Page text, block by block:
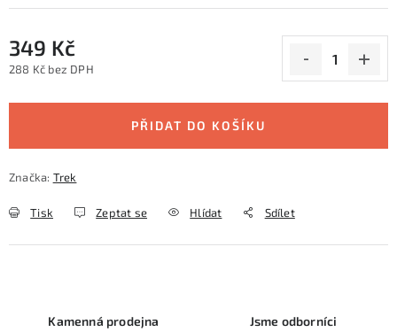
349 Kč
288 Kč bez DPH
PŘIDAT DO KOŠÍKU
Značka: Trek
Tisk Zeptat se Hlídat Sdílet
Kamenná prodejna Jsme odborníci